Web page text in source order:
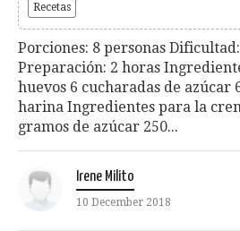
Recetas
Porciones: 8 personas
Preparación: 2 horas
huevos 6 cucharadas de azúcar
harina Ingredientes para la
gramos de azúcar 250...
Irene Milito
10 December 2018